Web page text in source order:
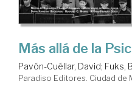
Más allá de la
Pavón-Cuéllar, David; Fuks,
Paradiso Editores. Ciudad de